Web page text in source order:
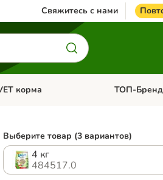
Свяжитесь с нами
и кролики
меню категории: Птицы
корма Откройте
ТОП-
Выберите товар (3 вариантов)
4 кг
484517.0